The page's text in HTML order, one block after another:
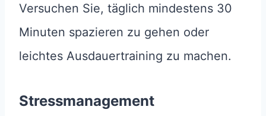
Versuchen Sie, täglich mindestens 30
Minuten spazieren zu gehen oder
leichtes Ausdauertraining zu machen.
Stressmanagement